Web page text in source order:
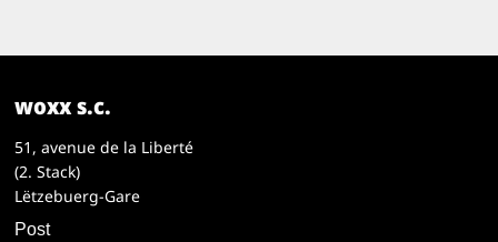
woxx s.c.
51, avenue de la Liberté
(2. Stack)
Lëtzebuerg-Gare
Post